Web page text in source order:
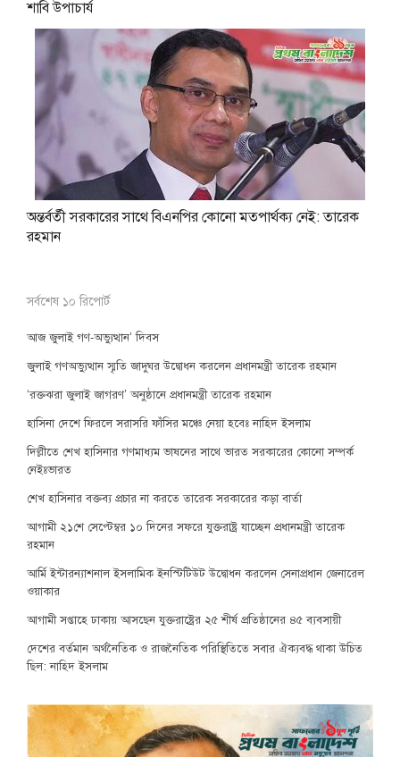
শাবি উপাচার্য
অন্তর্বর্তী সরকারের সাথে বিএনপির কোনো মতপার্থক্য নেই: তারেক
রহমান
সর্বশেষ ১০ রিপোর্ট
আজ জুলাই গণ-অভ্যুত্থান’ দিবস
জুলাই গণঅভ্যুত্থান স্মৃতি জাদুঘর উদ্বোধন করলেন প্রধানমন্ত্রী তারেক রহমান
‘রক্তঝরা জুলাই জাগরণ’ অনুষ্ঠানে প্রধানমন্ত্রী তারেক রহমান
হাসিনা দেশে ফিরলে সরাসরি ফাঁসির মঞ্চে নেয়া হবেঃ নাহিদ ইসলাম
দিল্লীতে শেখ হাসিনার গণমাধ্যম ভাষনের সাথে ভারত সরকারের কোনো সম্পর্ক
নেইঃভারত
শেখ হাসিনার বক্তব্য প্রচার না করতে তারেক সরকারের কড়া বার্তা
আগামী ২১শে সেপ্টেম্বর ১০ দিনের সফরে যুক্তরাষ্ট্র যাচ্ছেন প্রধানমন্ত্রী তারেক
রহমান
আর্মি ইন্টারন্যাশনাল ইসলামিক ইনস্টিটিউট উদ্বোধন করলেন সেনাপ্রধান জেনারেল
ওয়াকার
আগামী সপ্তাহে ঢাকায় আসছেন যুক্তরাষ্ট্রের ২৫ শীর্ষ প্রতিষ্ঠানের ৪৫ ব্যবসায়ী
দেশের বর্তমান অর্থনৈতিক ও রাজনৈতিক পরিস্থিতিতে সবার ঐক্যবদ্ধ থাকা উচিত
ছিল: নাহিদ ইসলাম